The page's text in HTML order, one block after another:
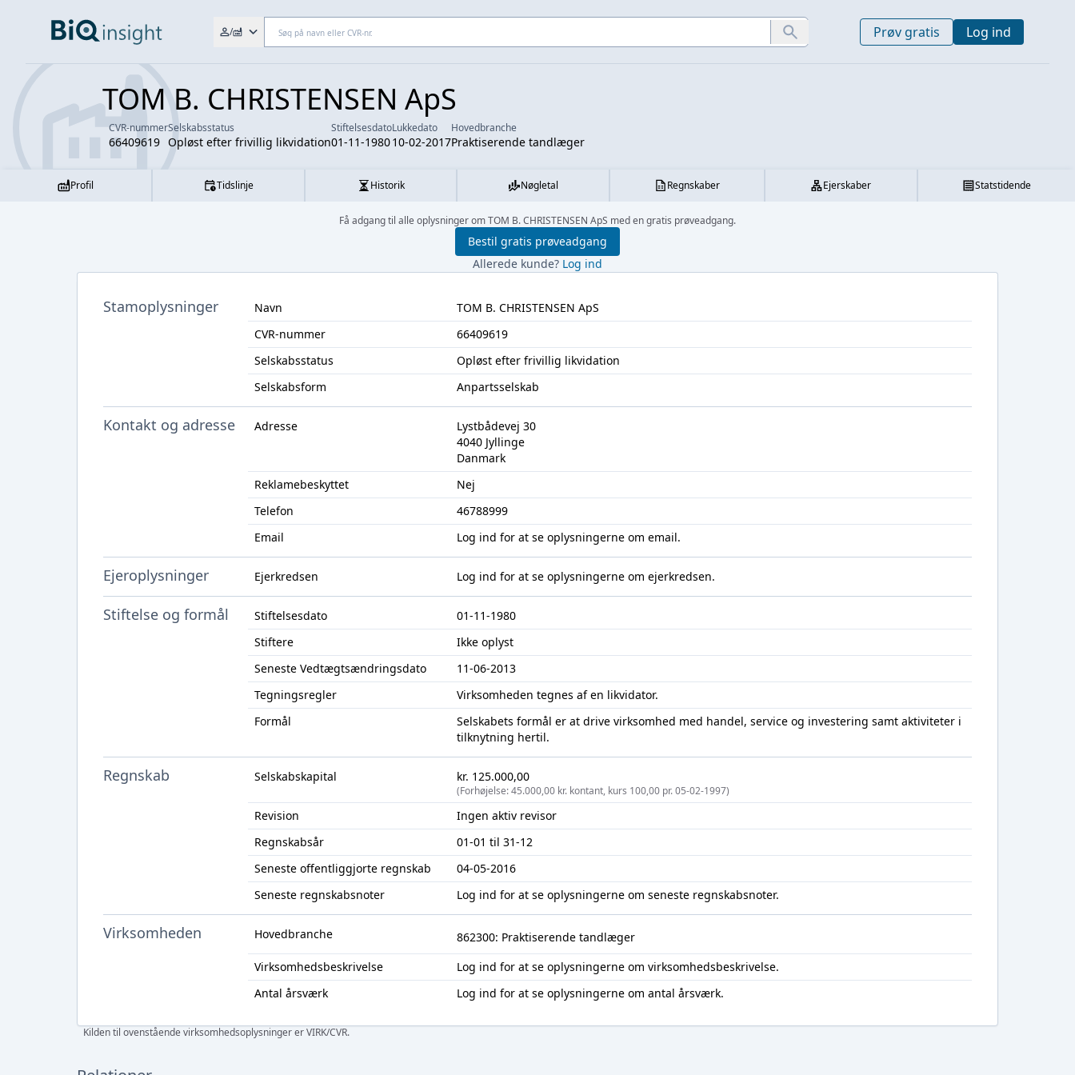
/ Prøv gratis Log ind
TOM B. CHRISTENSEN ApS
CVR-nummer
66409619
Selskabsstatus
Opløst efter frivillig likvidation
Stiftelsesdato
01-11-1980
Lukkedato
10-02-2017
Hovedbranche
Praktiserende tandlæger
Profil Tidslinje Historik Nøgletal Regnskaber Ejerskaber Statstidende
Få adgang til alle oplysninger om TOM B. CHRISTENSEN ApS med en gratis prøveadgang.
Bestil gratis prøveadgang
Allerede kunde? Log ind
Stamoplysninger Navn
TOM B. CHRISTENSEN ApS
CVR-nummer
66409619
Selskabsstatus
Opløst efter frivillig likvidation
Selskabsform
Anpartsselskab
Kontakt og adresse Adresse
Lystbådevej 30
4040 Jyllinge
Danmark
Reklamebeskyttet
Nej
Telefon
46788999
Email
Log ind for at se oplysningerne om email.
Ejeroplysninger Ejerkredsen Log ind for at se oplysningerne om ejerkredsen.
Stiftelse og formål Stiftelsesdato
01-11-1980
Stiftere
Ikke oplyst
Seneste Vedtægtsændringsdato
11-06-2013
Tegningsregler
Virksomheden tegnes af en likvidator.
Formål
Selskabets formål er at drive virksomhed med handel, service og investering samt aktiviteter i
tilknytning hertil.
Regnskab Selskabskapital kr. 125.000,00
(Forhøjelse: 45.000,00 kr. kontant, kurs 100,00 pr. 05-02-1997)
Revision
Ingen aktiv revisor
Regnskabsår
01-01 til 31-12
Seneste offentliggjorte regnskab
04-05-2016
Seneste regnskabsnoter
Log ind for at se oplysningerne om seneste regnskabsnoter.
Virksomheden Hovedbranche
862300: Praktiserende tandlæger
Virksomhedsbeskrivelse
Log ind for at se oplysningerne om virksomhedsbeskrivelse.
Antal årsværk
Log ind for at se oplysningerne om antal årsværk.
Kilden til ovenstående virksomhedsoplysninger er VIRK/CVR.